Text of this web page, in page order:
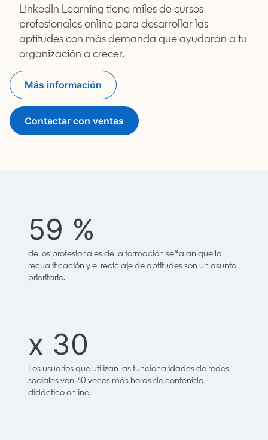
LinkedIn Learning tiene miles de cursos
profesionales online para desarrollar las
aptitudes con más demanda que ayudarán a tu
organización a crecer.
Más información
Contactar con ventas
59 %
de los profesionales de la formación señalan que la
recualificación y el reciclaje de aptitudes son un asunto
prioritario.
x 30
Los usuarios que utilizan las funcionalidades de redes
sociales ven 30 veces más horas de contenido
didáctico online.